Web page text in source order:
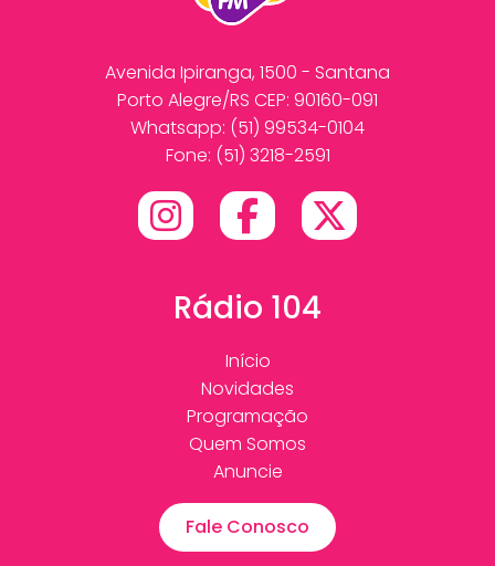
Avenida Ipiranga, 1500 - Santana
Porto Alegre/RS CEP: 90160-091
Whatsapp: (51) 99534-0104
Fone: (51) 3218-2591
Rádio 104
Início
Novidades
Programação
Quem Somos
Anuncie
Fale Conosco